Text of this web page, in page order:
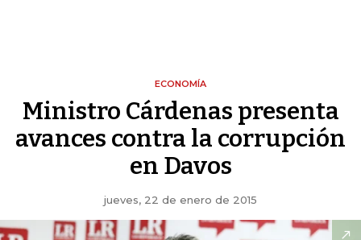
ECONOMÍA
Ministro Cárdenas presenta
avances contra la corrupción
en Davos
jueves, 22 de enero de 2015